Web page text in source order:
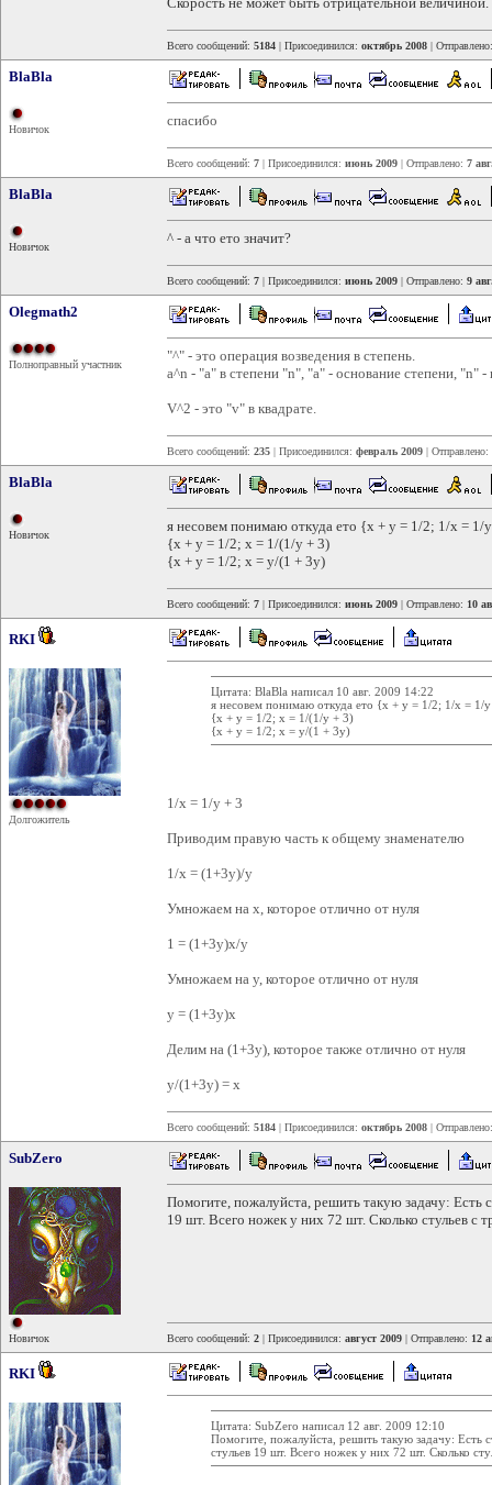
Всего сообщений: 5184 | Присоединился: октябрь 2008 |
BlaBla
Новичок
спасибо
Всего сообщений: 7 | Присоединился: июнь 2009 | Отправлено: 7
BlaBla
Новичок
^ - а что ето значит?
Всего сообщений: 7 | Присоединился: июнь 2009 | Отправлено: 9
Olegmath2
Полноправный участник
"^" - это операция возведения в степень.
a^n - "a" в степени "n", "a" - основание степени, "n" -
V^2 - это "v" в квадрате.
Всего сообщений: 235 | Присоединился: февраль 2009 | Отправлено:
BlaBla
Новичок
я несовем понимаю откуда ето {x + y = 1/2; 1/x = 1/
{x + y = 1/2; x = 1/(1/y + 3)
{x + y = 1/2; x = y/(1 + 3y)
Всего сообщений: 7 | Присоединился: июнь 2009 | Отправлено: 10
RKI
Долгожитель
Цитата: BlaBla написал 10 авг. 2009 14:22
я несовем понимаю откуда ето {x + y = 1/2; 1/x = 1/
{x + y = 1/2; x = 1/(1/y + 3)
{x + y = 1/2; x = y/(1 + 3y)
1/x = 1/y + 3
Приводим правую часть к общему знаменателю
1/x = (1+3y)/y
Умножаем на x, которое отлично от нуля
1 = (1+3y)x/y
Умножаем на y, которое отлично от нуля
y = (1+3y)x
Делим на (1+3y), которое также отлично от нуля
y/(1+3y) = x
Всего сообщений: 5184 | Присоединился: октябрь 2008 |
SubZero
Новичок
Помогите, пожалуйста, решить такую задачу: Есть
19 шт. Всего ножек у них 72 шт. Сколько стульев с
Всего сообщений: 2 | Присоединился: август 2009 | Отправлено: 12
RKI
Цитата: SubZero написал 12 авг. 2009 12:10
Помогите, пожалуйста, решить такую задачу: Есть
стульев 19 шт. Всего ножек у них 72 шт. Сколько